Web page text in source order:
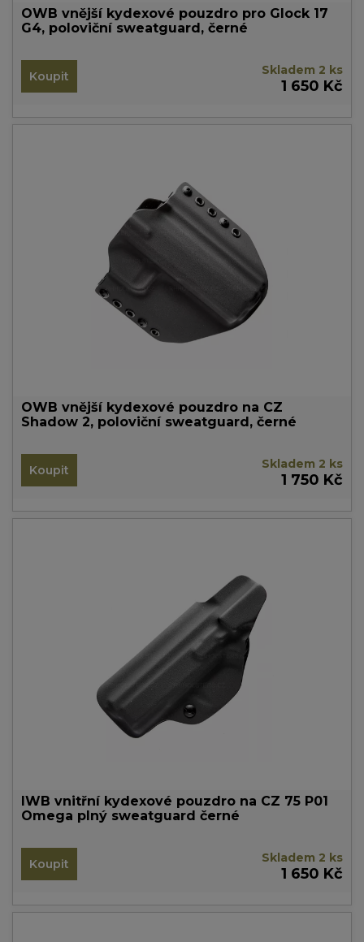
OWB vnější kydexové pouzdro pro Glock 17
G4, poloviční sweatguard, černé
Koupit Skladem 2 ks
1 650 Kč
OWB vnější kydexové pouzdro na CZ
Shadow 2, poloviční sweatguard, černé
Koupit Skladem 2 ks
1 750 Kč
IWB vnitřní kydexové pouzdro na CZ 75 P01
Omega plný sweatguard černé
Koupit Skladem 2 ks
1 650 Kč